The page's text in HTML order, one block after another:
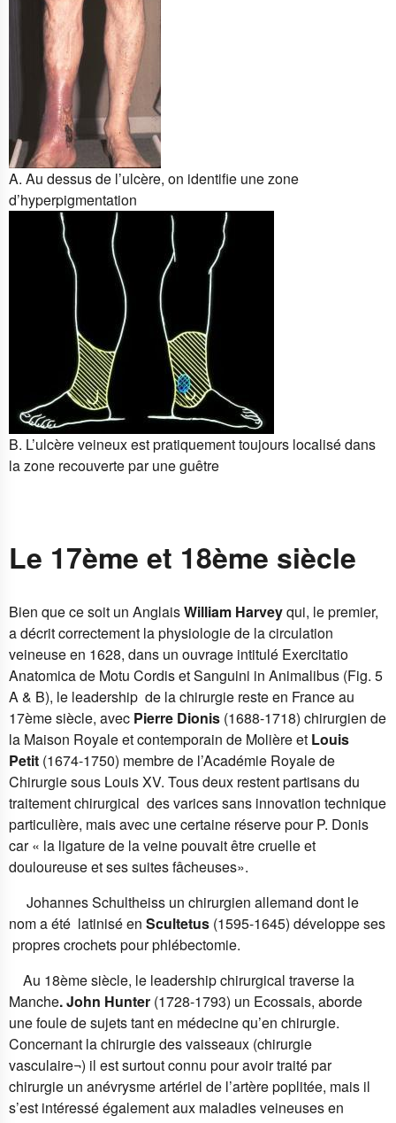
A. Au dessus de l’ulcère, on identifie une zone
d’hyperpigmentation
B. L’ulcère veineux est pratiquement toujours localisé dans
la zone recouverte par une guêtre
Le 17ème et 18ème siècle
Bien que ce soit un AnglaisWilliam Harveyqui, le premier,
a décrit correctement la physiologie de la circulation
veineuse en 1628, dans un ouvrage intitulé Exercitatio
Anatomica de Motu Cordis et Sanguini in Animalibus (Fig. 5
A & B), le leadership de la chirurgie reste en France au
17ème siècle, avec Pierre Dionis (1688-1718) chirurgien de
la Maison Royale et contemporain de Molière et Louis
Petit (1674-1750) membre de l’Académie Royale de
Chirurgie sous Louis XV. Tous deux restent partisans du
traitement chirurgical des varices sans innovation technique
particulière, mais avec une certaine réserve pour P. Donis
car « la ligature de la veine pouvait être cruelle et
douloureuse et ses suites fâcheuses».
Johannes Schultheiss un chirurgien allemand dont le
nom a été latinisé en Scultetus (1595-1645) développe ses
propres crochets pour phlébectomie.
Au 18ème siècle, le leadership chirurgical traverse la
Manche. John Hunter (1728-1793) un Ecossais, aborde
une foule de sujets tant en médecine qu’en chirurgie.
Concernant la chirurgie des vaisseaux (chirurgie
vasculaire¬) il est surtout connu pour avoir traité par
chirurgie un anévrysme artériel de l’artère poplitée, mais il
s’est intéressé également aux maladies veineuses en